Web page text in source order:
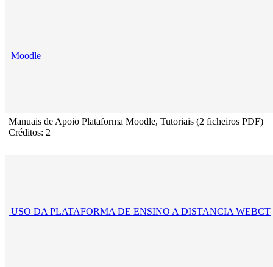
Moodle
Manuais de Apoio Plataforma Moodle, Tutoriais (2 ficheiros PDF)
Créditos: 2
USO DA PLATAFORMA DE ENSINO A DISTANCIA WEBCT